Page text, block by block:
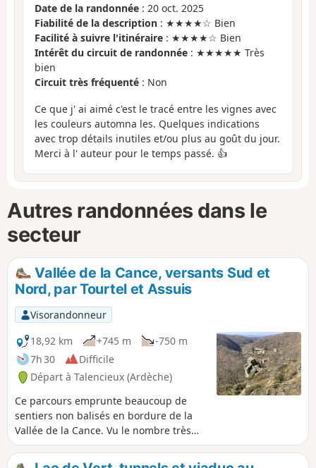
Date de la randonnée : 20 oct. 2025
Fiabilité de la description : ★★★★☆ Bien
Facilité à suivre l'itinéraire : ★★★★☆ Bien
Intérêt du circuit de randonnée : ★★★★★ Très
bien
Circuit très fréquenté : Non
Ce que j' ai aimé c'est le tracé entre les vignes avec
les couleurs automna les. Quelques indications
avec trop détails inutiles et/ou plus au goût du jour.
Merci à l' auteur pour le temps passé. 👍
Autres randonnées dans le
secteur
Vallée de la Cance, versants Sud et
Nord, par Tourtel et Assuis
Visorandonneur
18,92 km
+745 m
-750 m
7h 30
Difficile
Départ à Talencieux (Ardèche)
Ce parcours emprunte beaucoup de
sentiers non balisés en bordure de la
Vallée de la Cance. Vu le nombre très
important de sentiers, il est difficile de
donner toutes les indications à chaque